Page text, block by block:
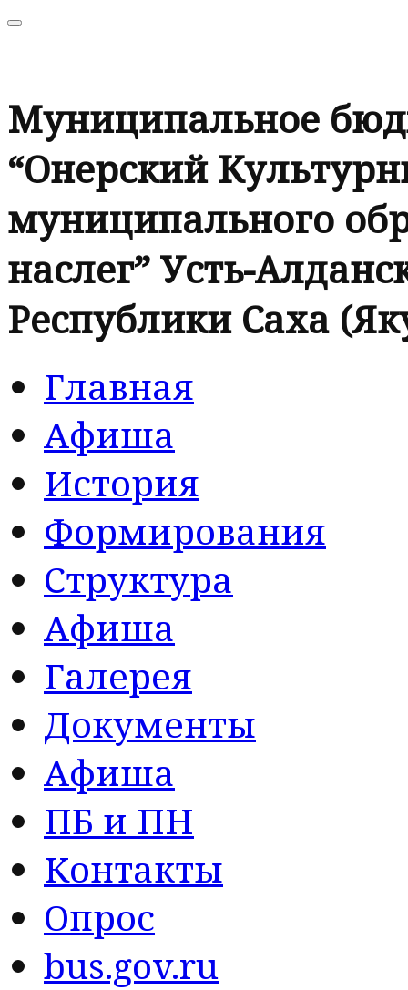
Муниципальное
“Онерский
муниципального
наслег” Усть-
Республики Саха
Главная
Афиша
История
Формирования
Структура
Афиша
Галерея
Документы
Афиша
ПБ и ПН
Контакты
Опрос
bus.gov.ru